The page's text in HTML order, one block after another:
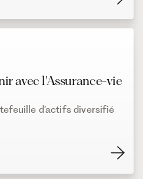
avec l'Assurance-vie
d’actifs diversifié